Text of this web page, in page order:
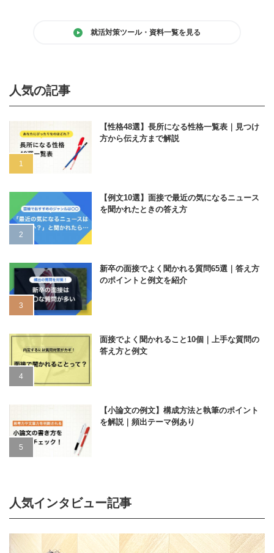
就活対策ツール・資料一覧を見る
人気の記事
【性格48選】長所になる性格一覧表｜見つけ
方から伝え方まで解説
【例文10選】面接で最近の気になるニュース
を聞かれたときの答え方
新卒の面接でよく聞かれる質問65選｜答え方
のポイントと例文を紹介
面接でよく聞かれること10個｜上手な質問の
答え方と例文
【小論文の例文】構成方法と執筆のポイント
を解説｜頻出テーマ例あり
人気インタビュー記事